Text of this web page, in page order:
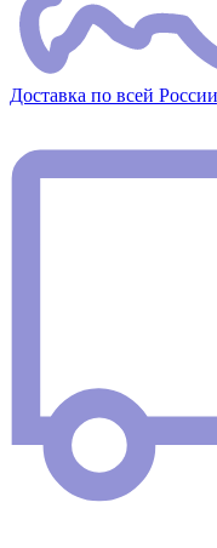
Доставка по всей